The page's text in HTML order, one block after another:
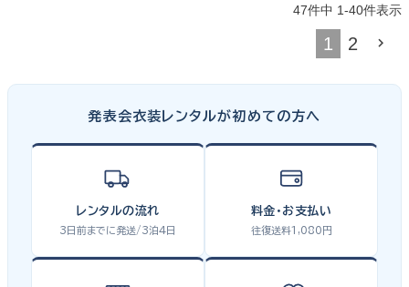
47件中 1-40件表示
1 2
発表会衣装レンタルが初めての方へ
レンタルの流れ
3日前までに発送/3泊4日
料金・お支払い
往復送料1,080円